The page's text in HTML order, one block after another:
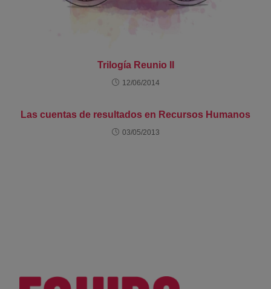
Trilogía Reunio II
12/06/2014
Las cuentas de resultados en Recursos Humanos
03/05/2013